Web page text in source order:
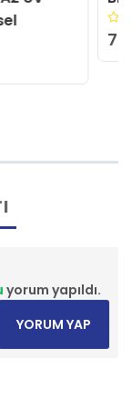
yorum yapıldı.
YORUM YAP